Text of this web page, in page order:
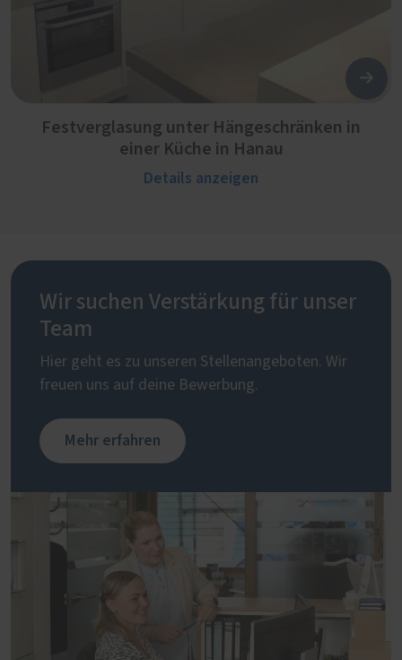
Festverglasung unter Hängeschränken in
einer Küche in Hanau
Details anzeigen
Wir suchen Verstärkung für unser
Team
Hier geht es zu unseren Stellenangeboten. Wir
freuen uns auf deine Bewerbung.
Mehr erfahren